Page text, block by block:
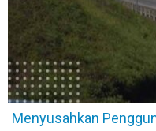
Menyusahkan